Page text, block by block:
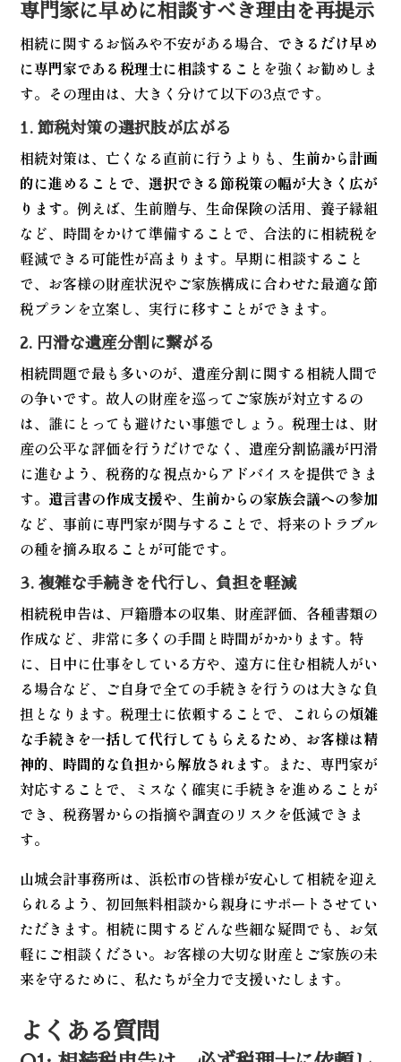
専門家に早めに相談すべき理由を再提示
相続に関するお悩みや不安がある場合、 できるだけ早め
に専門家である税理士に相談すること を強くお勧めしま
す。その理由は、大きく分けて以下の3点です。
1. 節税対策の選択肢が広がる
相続対策は、亡くなる直前に行うよりも、生前から計画
的に進めることで、選択できる節税策の幅が大きく広が
ります。例えば、生前贈与、生命保険の活用、養子縁組
など、時間をかけて準備することで、合法的に相続税を
軽減できる可能性が高まります。早期に相談すること
で、お客様の財産状況やご家族構成に合わせた最適な節
税プランを立案し、実行に移すことができます。
2. 円滑な遺産分割に繋がる
相続問題で最も多いのが、遺産分割に関する相続人間で
の争いです。故人の財産を巡ってご家族が対立するの
は、誰にとっても避けたい事態でしょう。税理士は、財
産の公平な評価を行うだけでなく、遺産分割協議が円滑
に進むよう、税務的な視点からアドバイスを提供できま
す。 遺言書の作成支援や、生前からの家族会議への参加
など、事前に専門家が関与することで、将来のトラブル
の種を摘み取ることが可能です。
3. 複雑な手続きを代行し、負担を軽減
相続税申告は、戸籍謄本の収集、財産評価、各種書類の
作成など、非常に多くの手間と時間がかかります。特
に、日中に仕事をしている方や、遠方に住む相続人がい
る場合など、ご自身で全ての手続きを行うのは大きな負
担となります。税理士に依頼することで、これらの煩雑
な手続きを一括して代行してもらえるため、お客様は精
神的、時間的な負担から解放されます。また、専門家が
対応することで、ミスなく確実に手続きを進めることが
でき、税務署からの指摘や調査のリスクを低減できま
す。
山城会計事務所は、浜松市の皆様が安心して相続を迎え
られるよう、初回無料相談から親身にサポートさせてい
ただきます。相続に関するどんな些細な疑問でも、お気
軽にご相談ください。お客様の大切な財産とご家族の未
来を守るために、私たちが全力で支援いたします。
よくある質問